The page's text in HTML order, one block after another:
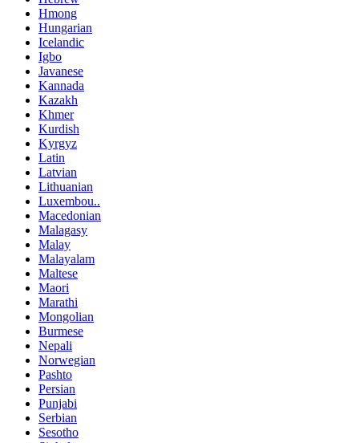
Hmong
Hungarian
Icelandic
Igbo
Javanese
Kannada
Kazakh
Khmer
Kurdish
Kyrgyz
Latin
Latvian
Lithuanian
Luxembou..
Macedonian
Malagasy
Malay
Malayalam
Maltese
Maori
Marathi
Mongolian
Burmese
Nepali
Norwegian
Pashto
Persian
Punjabi
Serbian
Sesotho